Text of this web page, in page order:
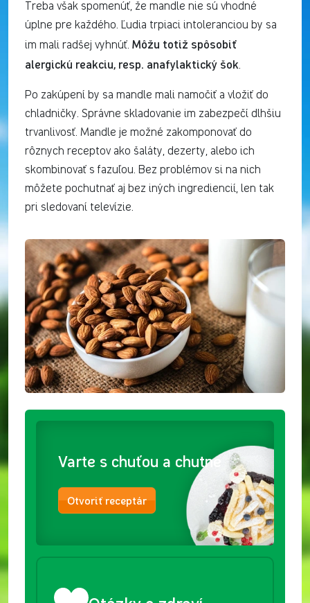
Treba však spomenúť, že mandle nie sú vhodné
úplne pre každého. Ľudia trpiaci intoleranciou by sa
im mali radšej vyhnúť. Môžu totiž spôsobiť
alergickú reakciu, resp. anafylaktický šok.
Po zakúpení by sa mandle mali namočiť a vložiť do
chladničky. Správne skladovanie im zabezpečí dlhšiu
trvanlivosť. Mandle je možné zakomponovať do
rôznych receptov ako šaláty, dezerty, alebo ich
skombinovať s fazuľou. Bez problémov si na nich
môžete pochutnať aj bez iných ingrediencií, len tak
pri sledovaní televízie.
Varte s chuťou a chutne
Otvoriť receptár